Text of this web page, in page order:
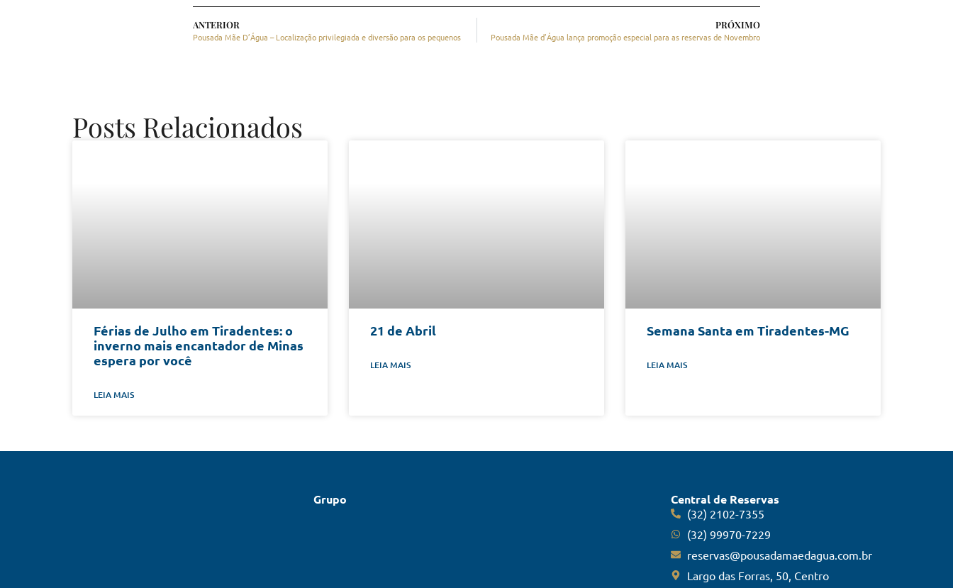
ANTERIOR
Pousada Mãe D’Água – Localização privilegiada e diversão para os pequenos
PRÓXIMO
Pousada Mãe d’Água lança promoção especial para as reservas de Novembro
Posts Relacionados
Férias de Julho em Tiradentes: o
inverno mais encantador de Minas
espera por você
LEIA MAIS
21 de Abril
LEIA MAIS
Semana Santa em Tiradentes-MG
LEIA MAIS
Grupo Central de Reservas
(32) 2102-7355
(32) 99970-7229
reservas@pousadamaedagua.com.br
Largo das Forras, 50, Centro